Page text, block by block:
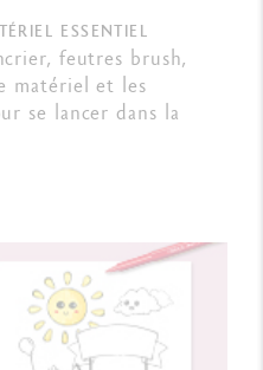
ESSENTIEL
feutres brush,
matériel et les
se lancer dans la